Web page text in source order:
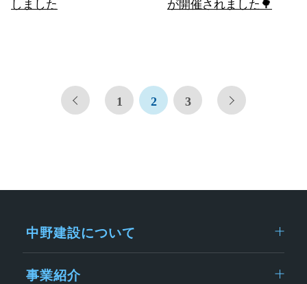
しました
が開催されました🌳
1 2 3
中野建設について
事業紹介